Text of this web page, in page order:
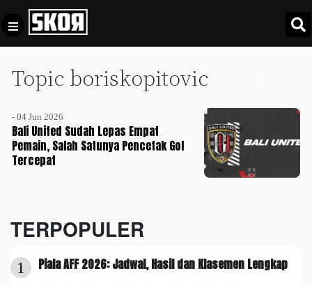
Topic boriskopitovic
- 04 Jun 2026
Bali United Sudah Lepas Empat
Pemain, Salah Satunya Pencetak Gol
Tercepat
TERPOPULER
1 Piala AFF 2026: Jadwal, Hasil dan Klasemen Lengkap
Football +
Culture +
Sports
Indonesia
SKOR
SPECIAL
Privacy
Pedoman
Pemberitaan
Media
Tentang